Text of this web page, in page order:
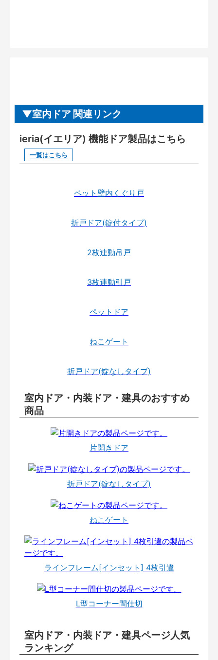
室内ドア 関連リンク
ieria(イエリア) 機能ドア製品はこちら
一覧はこちら
ペット壁内くぐり戸
折戸ドア(錠付タイプ)
2枚連動吊戸
3枚連動引戸
ペットドア
ねこゲート
折戸ドア(錠なしタイプ)
室内ドア・内装ドア・建具のおすすめ
商品
片開きドア
折戸ドア(錠なしタイプ)
ねこゲート
ラインフレーム[インセット] 4枚引違
L型コーナー間仕切
室内ドア・内装ドア・建具ページ人気
ランキング